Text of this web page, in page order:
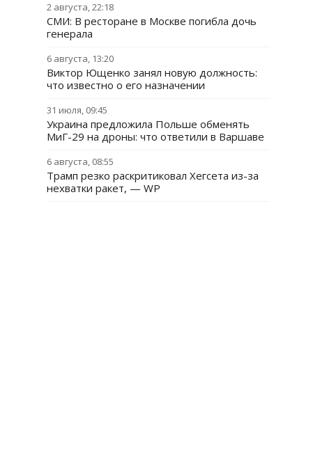
2 августа, 22:18
СМИ: В ресторане в Москве погибла дочь
генерала
6 августа, 13:20
Виктор Ющенко занял новую должность:
что известно о его назначении
31 июля, 09:45
Украина предложила Польше обменять
МиГ-29 на дроны: что ответили в Варшаве
6 августа, 08:55
Трамп резко раскритиковал Хегсета из-за
нехватки ракет, — WP